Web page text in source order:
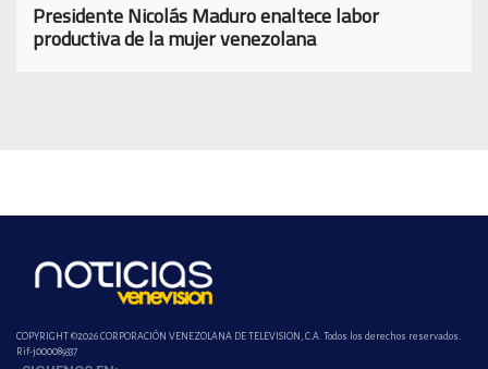
Presidente Nicolás Maduro enaltece labor
productiva de la mujer venezolana
COPYRIGHT ©2026 CORPORACIÓN VENEZOLANA DE TELEVISION, C.A. Todos los derechos reservados.
Rif-j000089337